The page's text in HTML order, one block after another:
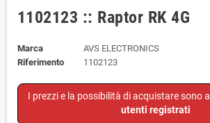
1102123 :: Raptor RK 4G
Marca
AVS ELECTRONICS
Riferimento
1102123
I prezzi e la possibilità di acquistare sono
utenti registrati